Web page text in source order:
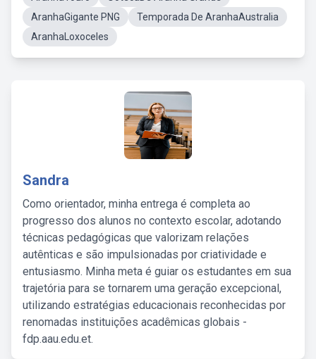
AranhaGigante PNG
Temporada De AranhaAustralia
AranhaLoxoceles
Sandra
Como orientador, minha entrega é completa ao
progresso dos alunos no contexto escolar, adotando
técnicas pedagógicas que valorizam relações
autênticas e são impulsionadas por criatividade e
entusiasmo. Minha meta é guiar os estudantes em sua
trajetória para se tornarem uma geração excepcional,
utilizando estratégias educacionais reconhecidas por
renomadas instituições acadêmicas globais -
fdp.aau.edu.et.